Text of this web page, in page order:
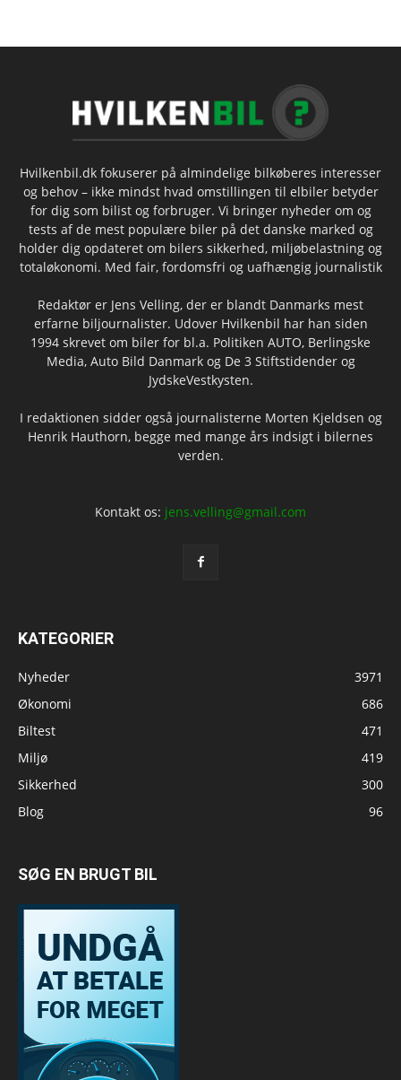
Hvilkenbil.dk fokuserer på almindelige bilkøberes interesser
og behov – ikke mindst hvad omstillingen til elbiler betyder
for dig som bilist og forbruger. Vi bringer nyheder om og
tests af de mest populære biler på det danske marked og
holder dig opdateret om bilers sikkerhed, miljøbelastning og
totaløkonomi. Med fair, fordomsfri og uafhængig journalistik
Redaktør er Jens Velling, der er blandt Danmarks mest
erfarne biljournalister. Udover Hvilkenbil har han siden
1994 skrevet om biler for bl.a. Politiken AUTO, Berlingske
Media, Auto Bild Danmark og De 3 Stiftstidender og
JydskeVestkysten.
I redaktionen sidder også journalisterne Morten Kjeldsen og
Henrik Hauthorn, begge med mange års indsigt i bilernes
verden.
Kontakt os: jens.velling@gmail.com
KATEGORIER
Nyheder
3971
Økonomi
686
Biltest
471
Miljø
419
Sikkerhed
300
Blog
96
SØG EN BRUGT BIL